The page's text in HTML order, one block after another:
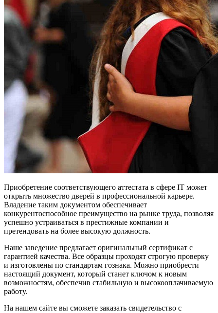
Приобретение соответствующего аттестата в сфере IT может
открыть множество дверей в профессиональной карьере.
Владение таким документом обеспечивает
конкурентоспособное преимущество на рынке труда, позволяя
успешно устраиваться в престижные компании и
претендовать на более высокую должность.
Наше заведение предлагает оригинальный сертификат с
гарантией качества. Все образцы проходят строгую проверку
и изготовлены по стандартам гознака. Можно приобрести
настоящий документ, который станет ключом к новым
возможностям, обеспечив стабильную и высокооплачиваемую
работу.
На нашем сайте вы сможете заказать свидетельство с